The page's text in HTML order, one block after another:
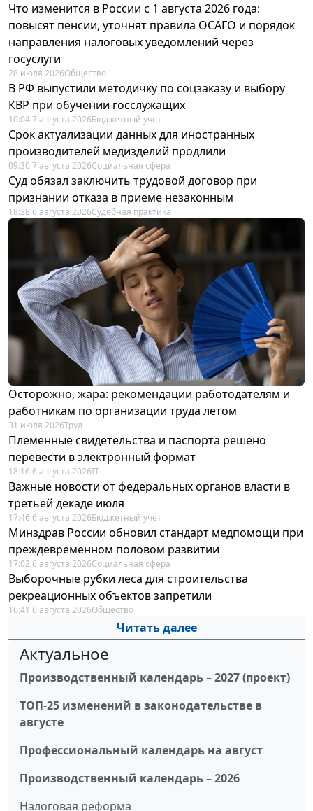
Что изменится в России с 1 августа 2026 года:
повысят пенсии, уточнят правила ОСАГО и порядок
направления налоговых уведомлений через
госуслуги
28 июля 2026Общество
В РФ выпустили методичку по соцзаказу и выбору
КВР при обучении госслужащих
10:04 7 августа 2026Бюджетный учет
Срок актуализации данных для иностранных
производителей медизделий продлили
09:30 7 августа 2026Социальная сфера
Суд обязал заключить трудовой договор при
признании отказа в приеме незаконным
18:38 6 августа 2026Судебная практика
Осторожно, жара: рекомендации работодателям и
работникам по организации труда летом
31 июля 2026Труд
Племенные свидетельства и паспорта решено
перевести в электронный формат
18:16 6 августа 2026IT
Важные новости от федеральных органов власти в
третьей декаде июля
17:46 6 августа 2026Бюджетный учет
Минздрав России обновил стандарт медпомощи при
преждевременном половом развитии
17:02 6 августа 2026Социальная сфера
Выборочные рубки леса для строительства
рекреационных объектов запретили
16:41 6 августа 2026Общество
Читать далее
Актуальное
Производственный календарь – 2027 (проект)
ТОП-25 изменений в законодательстве в
августе
Профессиональный календарь на август
Производственный календарь – 2026
Налоговая реформа